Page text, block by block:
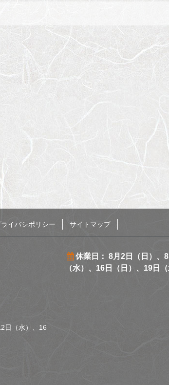
ライバシポリシー サイトマップ
日（水）、16
休業日： 8月2日（日）、
（水）、16日（日）、19日